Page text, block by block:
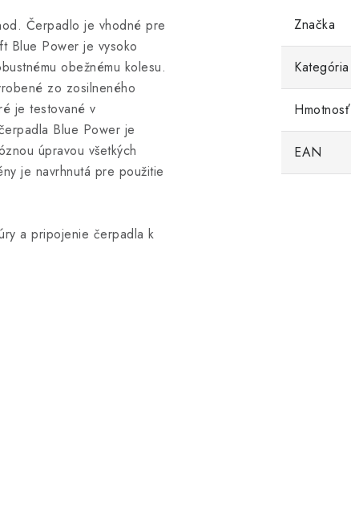
Čerpadlo je vhodné pre
Blue Power je vysoko
obežnému kolesu.
zo zosilneného
je testované v
Blue Power je
úpravou všetkých
je navrhnutá pre použitie
a pripojenie čerpadla k
Značka
Kategória
Hmotnosť
EAN